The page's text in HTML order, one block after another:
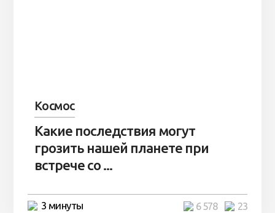
Космос
Какие последствия могут
грозить нашей планете при
встрече со ...
3 минуты 23
6 578